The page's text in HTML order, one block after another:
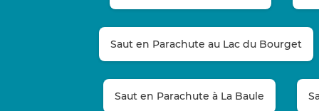
Saut en Parachute au Lac du Bourget
Saut en Parachute à La Baule